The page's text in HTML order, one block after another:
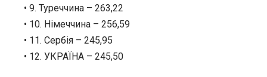
• 9. Туреччина – 263,22
• 10. Німеччина – 256,59
• 11. Сербія – 245,95
• 12. УКРАЇНА – 245,50